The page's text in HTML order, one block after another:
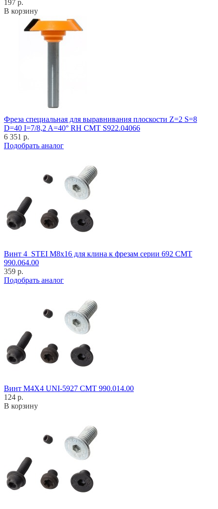
197 р.
В корзину
Фреза специальная для выравнивания плоскости Z=2 S=8
D=40 I=7/8,2 A=40° RH CMT S922.04066
6 351 р.
Подобрать аналог
Винт 4_STEI M8x16 для клина к фрезам серии 692 CMT
990.064.00
359 р.
Подобрать аналог
Винт M4X4 UNI-5927 CMT 990.014.00
124 р.
В корзину